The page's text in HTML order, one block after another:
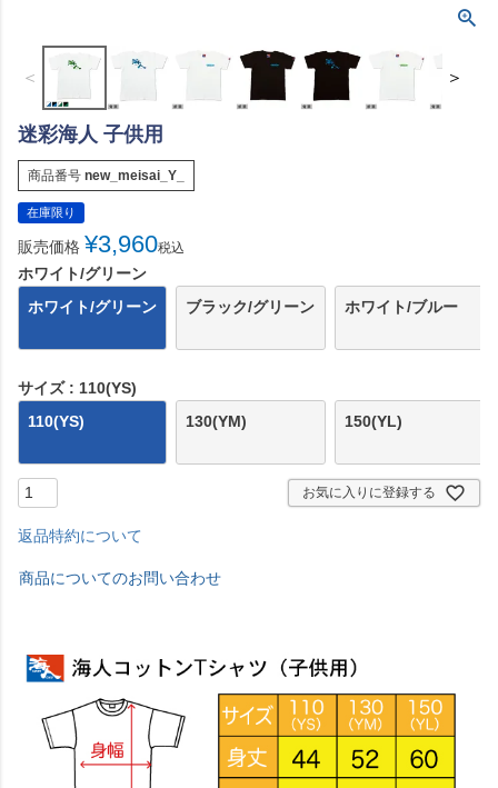
＜ ＞
迷彩海人 子供用
商品番号 new_meisai_Y_
在庫限り
販売価格 ¥3,960税込
ホワイト/グリーン
ホワイト/グリーン
ブラック/グリーン ホワイト/ブルー
サイズ
110(YS)
110(YS)
130(YM) 150(YL)
お気に入りに登録する
返品特約について
商品についてのお問い合わせ